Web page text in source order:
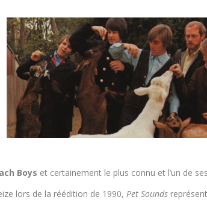
Boys et certainement le plus connu et l’un de
lors de la réédition de 1990, Pet Sounds